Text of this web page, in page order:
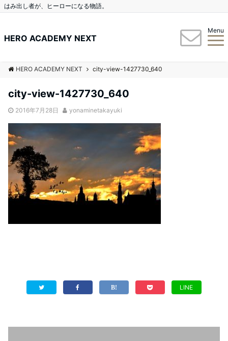
はみ出し者が、ヒーローになる物語。
HERO ACADEMY NEXT
Menu
HERO ACADEMY NEXT city-view-1427730_640
city-view-1427730_640
2016年7月28日 yonaminetakayuki
LINE